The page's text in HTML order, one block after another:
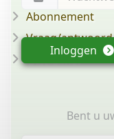
Inloggen
Bent u
Abonnement
Vraag/antwoord
Disclaimer